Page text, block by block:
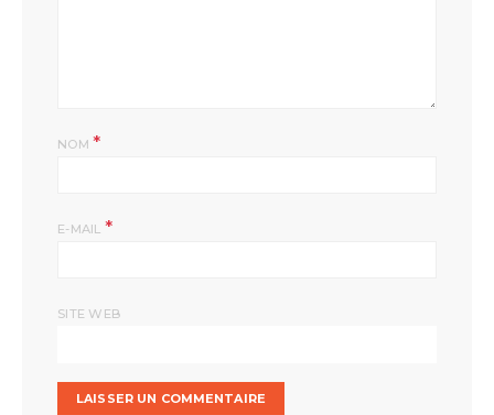
NOM*
E-MAIL *
SITE WEB